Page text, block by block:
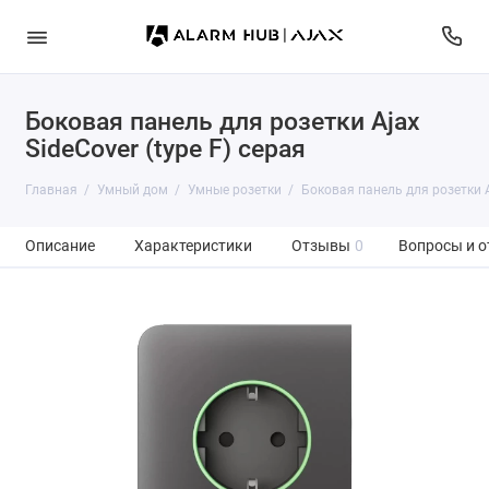
Боковая панель для розетки Ajax
SideCover (type F) серая
Главная Умный дом Умные розетки Боковая панель для розетки
Описание Характеристики Отзывы 0 Вопросы и